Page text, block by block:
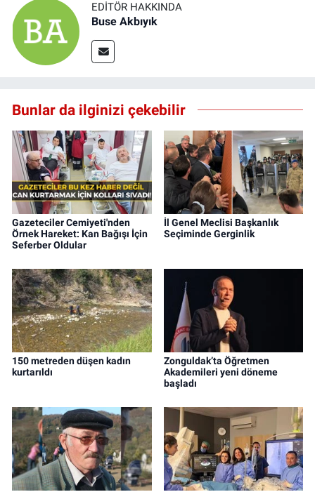
EDITÖR HAKKINDA
Buse Akbıyık
Bunlar da ilginizi çekebilir
Gazeteciler Cemiyeti'nden
Örnek Hareket: Kan Bağışı İçin
Seferber Oldular
İl Genel Meclisi Başkanlık
Seçiminde Gerginlik
150 metreden düşen kadın
kurtarıldı
Zonguldak’ta Öğretmen
Akademileri yeni döneme
başladı